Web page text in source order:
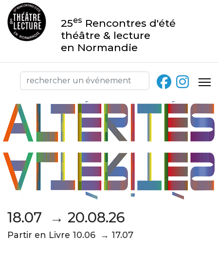
25es Rencontres d'été
théâtre & lecture
en Normandie
18.07 → 20.08.26
Partir en Livre 10.06 → 17.07